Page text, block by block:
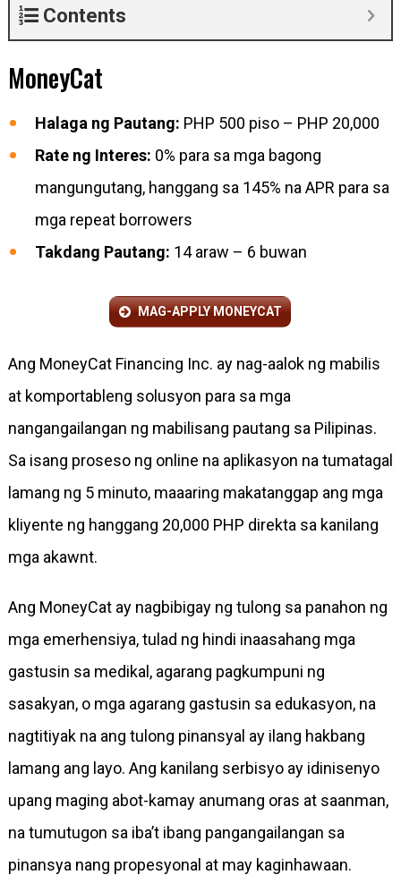
Contents
MoneyCat
Halaga ng Pautang: PHP 500 piso – PHP 20,000
Rate ng Interes: 0% para sa mga bagong
mangungutang, hanggang sa 145% na APR para sa
mga repeat borrowers
Takdang Pautang: 14 araw – 6 buwan
MAG-APPLY MONEYCAT
Ang MoneyCat Financing Inc. ay nag-aalok ng mabilis
at komportableng solusyon para sa mga
nangangailangan ng mabilisang pautang sa Pilipinas.
Sa isang proseso ng online na aplikasyon na tumatagal
lamang ng 5 minuto, maaaring makatanggap ang mga
kliyente ng hanggang 20,000 PHP direkta sa kanilang
mga akawnt.
Ang MoneyCat ay nagbibigay ng tulong sa panahon ng
mga emerhensiya, tulad ng hindi inaasahang mga
gastusin sa medikal, agarang pagkumpuni ng
sasakyan, o mga agarang gastusin sa edukasyon, na
nagtitiyak na ang tulong pinansyal ay ilang hakbang
lamang ang layo. Ang kanilang serbisyo ay idinisenyo
upang maging abot-kamay anumang oras at saanman,
na tumutugon sa iba’t ibang pangangailangan sa
pinansya nang propesyonal at may kaginhawaan.